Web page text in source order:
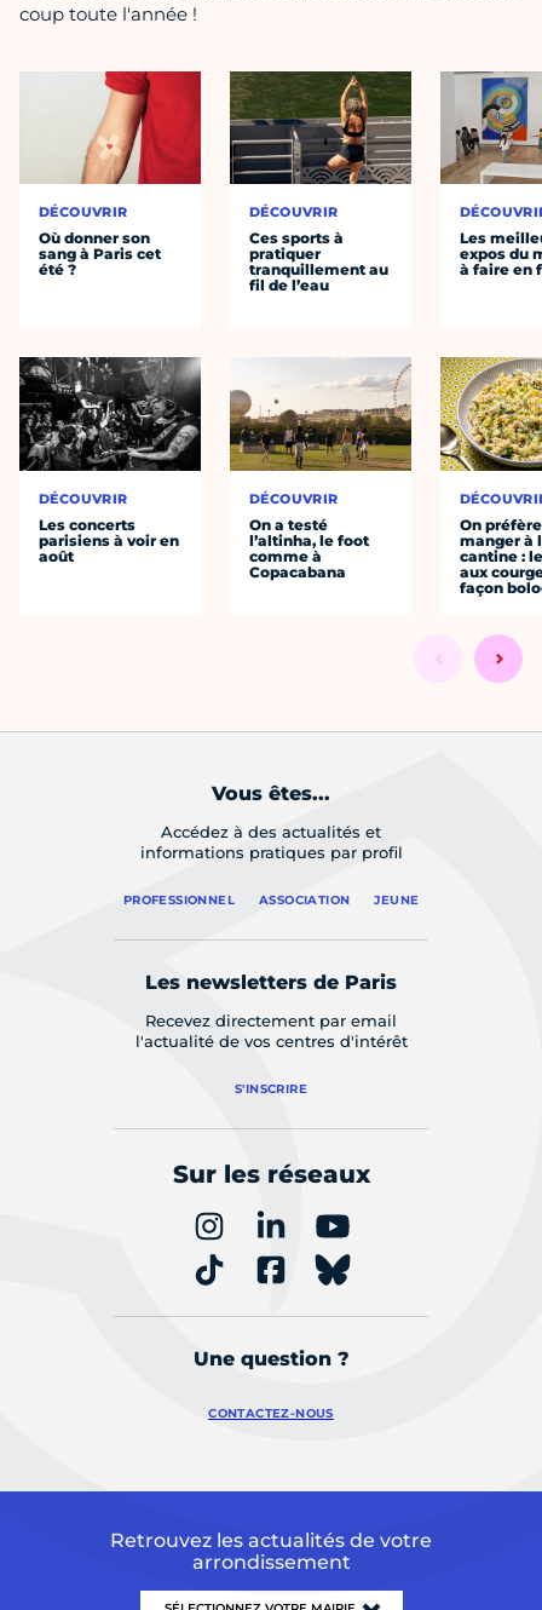
coup toute l'année !
DÉCOUVRIR
Où donner son
sang à Paris cet
été ?
DÉCOUVRIR
Les concerts
parisiens à voir en
août
DÉCOUVRIR
Ces sports à
pratiquer
tranquillement au
fil de l’eau
DÉCOUVRIR
On a testé
l’altinha, le foot
comme à
Copacabana
Les
expos du
à faire en
On préfère
manger à
cantine :
aux
façon
Vous êtes...
Accédez à des actualités et
informations pratiques par profil
PROFESSIONNEL ASSOCIATION JEUNE
Les newsletters de Paris
Recevez directement par email
l'actualité de vos centres d'intérêt
S'INSCRIRE
Sur les réseaux
Une question ?
CONTACTEZ-NOUS
Retrouvez les actualités de votre
arrondissement